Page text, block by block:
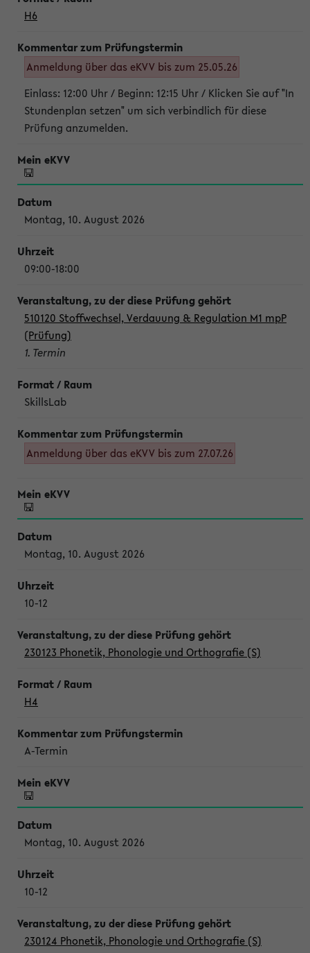
H6
Anmeldung über das eKVV bis zum 25.05.26
Einlass: 12:00 Uhr / Beginn: 12:15 Uhr / Klicken Sie auf "In
Stundenplan setzen" um sich verbindlich für diese
Prüfung anzumelden.
Montag, 10. August 2026
09:00-18:00
510120 Stoffwechsel, Verdauung & Regulation M1 mpP
(Prüfung)
1. Termin
SkillsLab
Anmeldung über das eKVV bis zum 27.07.26
Montag, 10. August 2026
10-12
230123 Phonetik, Phonologie und Orthografie (S)
H4
A-Termin
Montag, 10. August 2026
10-12
230124 Phonetik, Phonologie und Orthografie (S)